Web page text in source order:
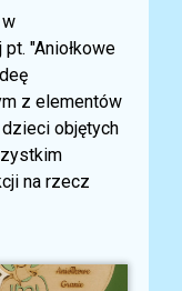
"Aniołkowe
z elementów
dzieci objętych
na rzecz